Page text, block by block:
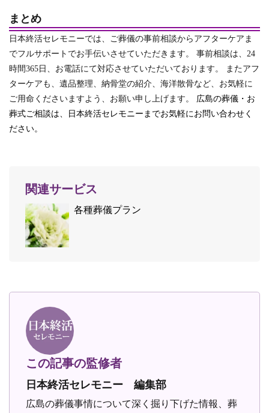
まとめ
日本終活セレモニーでは、ご葬儀の事前相談からアフターケアま
でフルサポートでお手伝いさせていただきます。 事前相談は、24
時間365日、お電話にて対応させていただいております。 またアフ
ターケアも、遺品整理、納骨堂の紹介、海洋散骨など、お気軽に
ご用命くださいますよう、お願い申し上げます。 広島の葬儀・お
葬式ご相談は、日本終活セレモニーまでお気軽にお問い合わせく
ださい。
関連サービス
各種葬儀プラン
この記事の監修者
日本終活セレモニー 編集部
広島の葬儀事情について深く掘り下げた情報、葬